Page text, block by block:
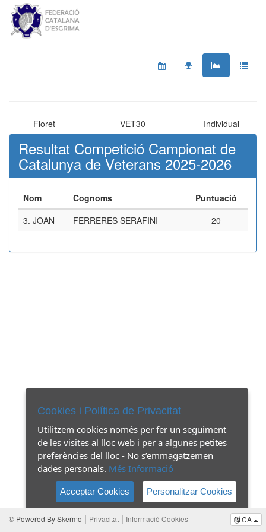
Floret VET30 Individual
Resultat Competició Campionat de
Catalunya de Veterans 2025-2026
Nom Cognoms
Puntuació
3. JOAN FERRERES SERAFINI 20
© Powered By Skermo | Privacitat | Informació Cookies CA
Cookies i Política de Privacitat
Utilitzem cookies només per fer un seguiment
de les visites al lloc web i per a algunes petites
preferències del lloc - No s’emmagatzemen
dades personals. Més Informació
Acceptar Cookies Personalitzar Cookies